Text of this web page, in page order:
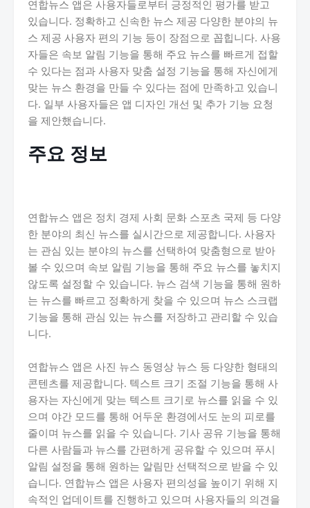
연합뉴스 앱은 사용자들로부터 긍정적인 평가를 받고
있습니다. 정확하고 신속한 뉴스 제공 다양한 분야의 뉴
스 제공 사용자 편의 기능 등이 장점으로 꼽힙니다. 사용
자들은 속보 알림 기능을 통해 주요 뉴스를 빠르게 접할
수 있다는 점과 사용자 맞춤 설정 기능을 통해 자신에게
맞는 뉴스 환경을 만들 수 있다는 점에 만족하고 있습니
다. 일부 사용자들은 앱 디자인 개선 및 추가 기능 요청
을 제안했습니다.
주요 정보
연합뉴스 앱은 정치 경제 사회 문화 스포츠 국제 등 다양
한 분야의 최신 뉴스를 실시간으로 제공합니다. 사용자
는 관심 있는 분야의 뉴스를 선택하여 맞춤형으로 받아
볼 수 있으며 속보 알림 기능을 통해 주요 뉴스를 놓치지
않도록 설정할 수 있습니다. 뉴스 검색 기능을 통해 원하
는 뉴스를 빠르고 정확하게 찾을 수 있으며 뉴스 스크랩
기능을 통해 관심 있는 뉴스를 저장하고 관리할 수 있습
니다.
연합뉴스 앱은 사진 뉴스 동영상 뉴스 등 다양한 형태의
콘텐츠를 제공합니다. 텍스트 크기 조절 기능을 통해 사
용자는 자신에게 맞는 텍스트 크기로 뉴스를 읽을 수 있
으며 야간 모드를 통해 어두운 환경에서도 눈의 피로를
줄이며 뉴스를 읽을 수 있습니다. 기사 공유 기능을 통해
다른 사람들과 뉴스를 간편하게 공유할 수 있으며 푸시
알림 설정을 통해 원하는 알림만 선택적으로 받을 수 있
습니다. 연합뉴스 앱은 사용자 편의성을 높이기 위해 지
속적인 업데이트를 진행하고 있으며 사용자들의 의견을